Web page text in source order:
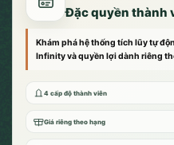
Đặc quyền thành
Khám phá hệ thống tích lũy tự
Infinity và quyền lợi dành riêng
4 cấp độ thành viên
Giá riêng theo hạng